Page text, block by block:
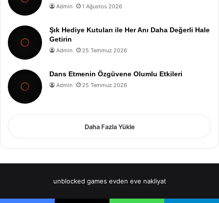
Admin 1 Ağustos 2026
Şık Hediye Kutuları ile Her Anı Daha Değerli Hale
Getirin
Admin 25 Temmuz 2026
Dans Etmenin Özgüvene Olumlu Etkileri
Admin 25 Temmuz 2026
Daha Fazla Yükle
unblocked games evden eve nakliyat